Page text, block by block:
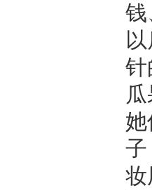
钱
针
子
妆